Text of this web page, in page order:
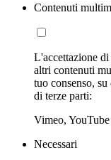
Contenuti
L'accettazione
altri contenuti
tuo consenso,
di terze parti:
Vimeo, YouTube
Necessari